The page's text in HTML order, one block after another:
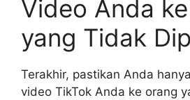
Video Anda
yang Tidak
Terakhir, pastikan Anda
video TikTok Anda ke orang